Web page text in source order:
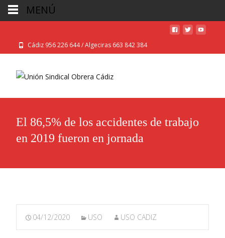
Cádiz 956 226 644 / Algeciras 663 842 384
El 86,5% de los accidentes de trabajo
en 2019 fueron en jornada
04/12/2020 USO USO CADIZ
MENÚ